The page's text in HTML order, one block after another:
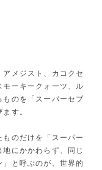
メジスト、カコクセ
ーキークォーツ、ル
のを「スーパーセブ
す。
のだけを「スーパー
にかかわらず、同じ
と呼ぶのが、世界的